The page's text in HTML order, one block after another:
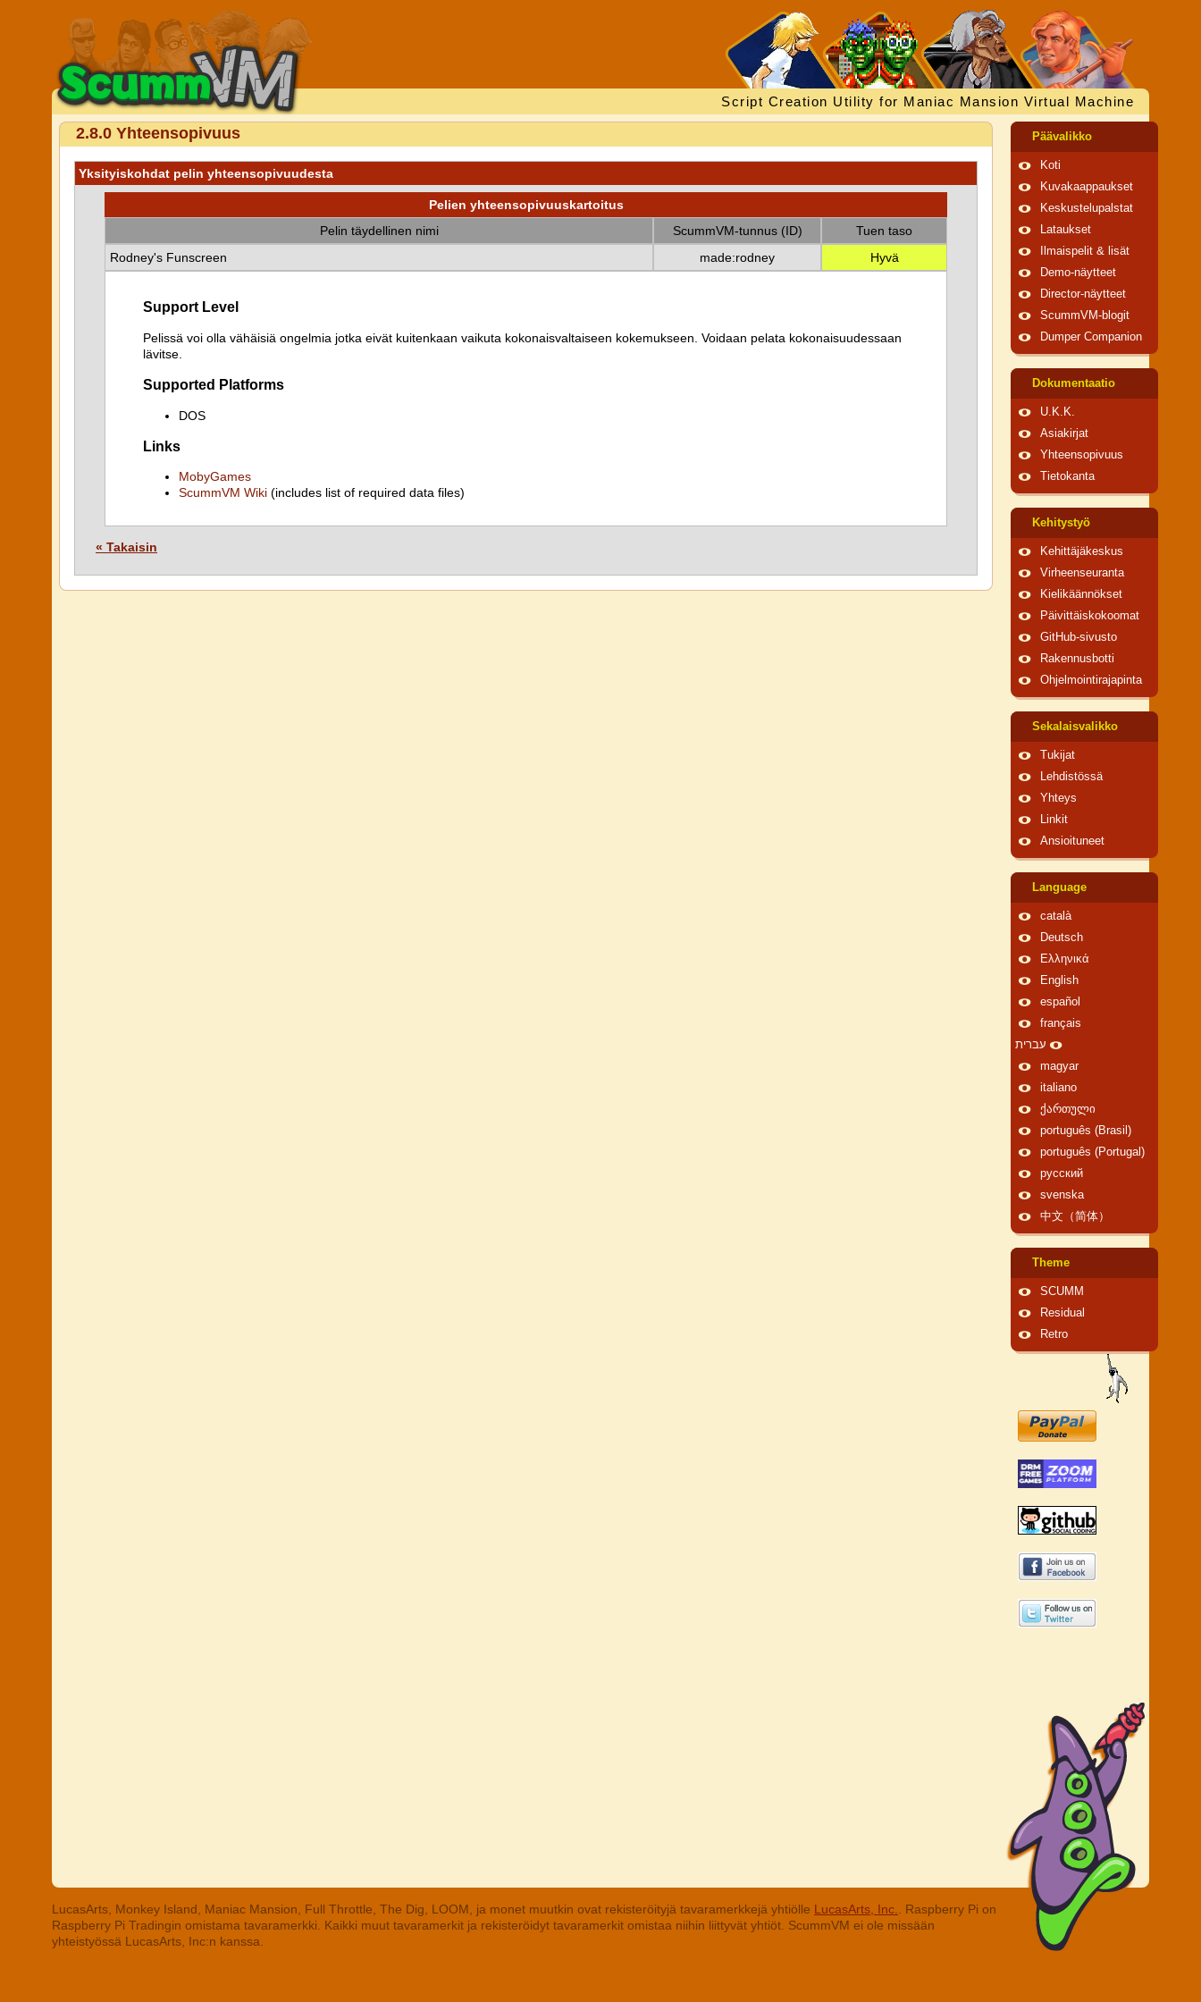
Script Creation Utility for Maniac Mansion Virtual Machine
2.8.0 Yhteensopivuus
Yksityiskohdat pelin yhteensopivuudesta
Pelien yhteensopivuuskartoitus
Pelin täydellinen nimi
ScummVM-tunnus (ID)
Tuen taso
Rodney's Funscreen
made:rodney Hyvä
Support Level
Pelissä voi olla vähäisiä ongelmia jotka eivät kuitenkaan vaikuta kokonaisvaltaiseen kokemukseen. Voidaan pelata kokonaisuudessaan
lävitse.
Supported Platforms
DOS
Links
MobyGames
ScummVM Wiki (includes list of required data files)
« Takaisin
Päävalikko
Koti
Kuvakaappaukset
Keskustelupalstat
Lataukset
Ilmaispelit & lisät
Demo-näytteet
Director-näytteet
ScummVM-blogit
Dumper Companion
Dokumentaatio
U.K.K.
Asiakirjat
Yhteensopivuus
Tietokanta
Kehitystyö
Kehittäjäkeskus
Virheenseuranta
Kielikäännökset
Päivittäiskokoomat
GitHub-sivusto
Rakennusbotti
Ohjelmointirajapinta
Sekalaisvalikko
Tukijat
Lehdistössä
Yhteys
Linkit
Ansioituneet
Language
català
Deutsch
Ελληνικά
English
español
français
עברית
magyar
italiano
ქართული
português (Brasil)
português (Portugal)
русский
svenska
中文（简体）
Theme
SCUMM
Residual
Retro
LucasArts, Monkey Island, Maniac Mansion, Full Throttle, The Dig, LOOM, ja monet muutkin ovat rekisteröityjä tavaramerkkejä yhtiölle LucasArts, Inc.
. Raspberry Pi on
Raspberry Pi Tradingin omistama tavaramerkki. Kaikki muut tavaramerkit ja rekisteröidyt tavaramerkit omistaa niihin liittyvät yhtiöt. ScummVM ei ole missään
yhteistyössä LucasArts, Inc:n kanssa.